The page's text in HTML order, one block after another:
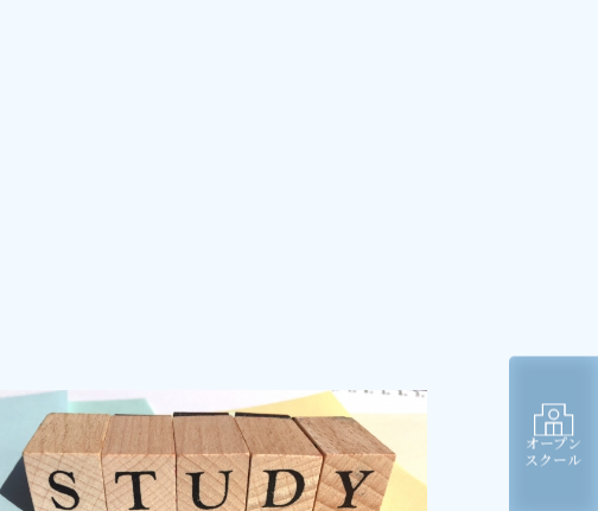
オープン
スクール